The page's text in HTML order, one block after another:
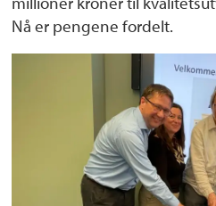
Nå er pengene fordelt.